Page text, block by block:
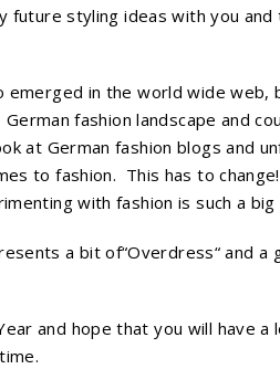
future styling ideas with you and
emerged in the world wide
fashion landscape and
at German fashion blogs and
to fashion. This has to
with fashion is such a big
a bit of“Overdress“ and
and hope that you will have a